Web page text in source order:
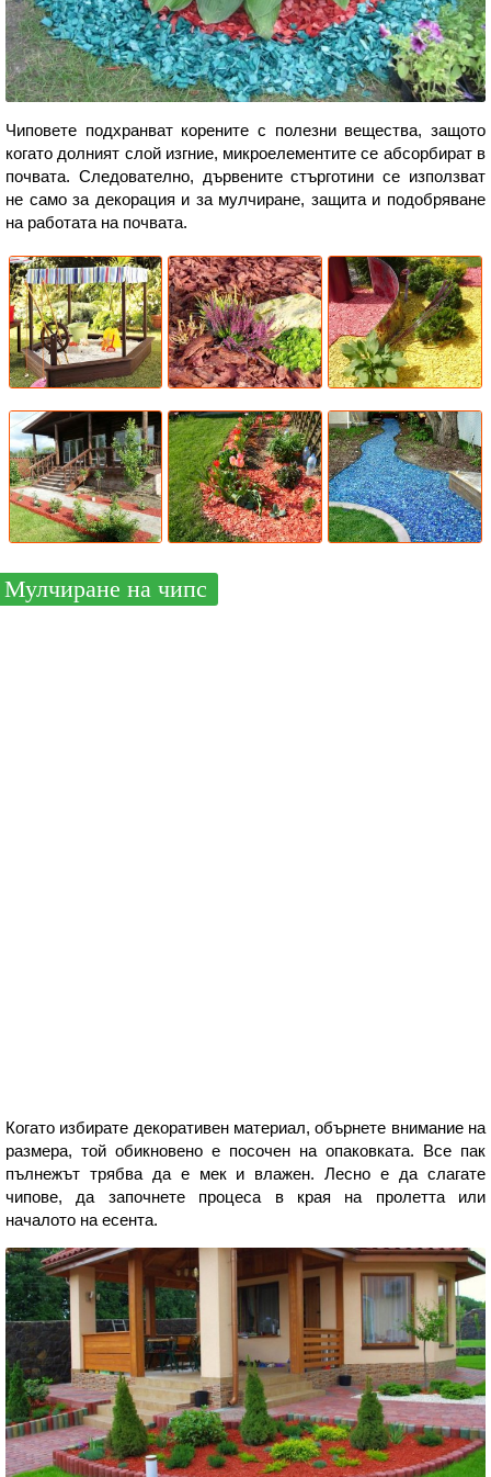
Чиповете подхранват корените с полезни вещества, защото
когато долният слой изгние, микроелементите се абсорбират в
почвата. Следователно, дървените стърготини се използват
не само за декорация и за мулчиране, защита и подобряване
на работата на почвата.
Мулчиране на чипс
Когато избирате декоративен материал, обърнете внимание на
размера, той обикновено е посочен на опаковката. Все пак
пълнежът трябва да е мек и влажен. Лесно е да слагате
чипове, да започнете процеса в края на пролетта или
началото на есента.